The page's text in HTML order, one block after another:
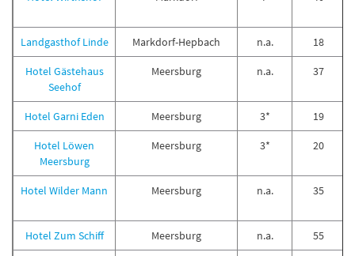
Landgasthof Linde Markdorf-Hepbach n.a. 18
Hotel Gästehaus
Seehof
Meersburg n.a. 37
Hotel Garni Eden Meersburg 3* 19
Hotel Löwen
Meersburg
Meersburg 3* 20
Hotel Wilder Mann Meersburg n.a. 35
Hotel Zum Schiff Meersburg n.a. 55